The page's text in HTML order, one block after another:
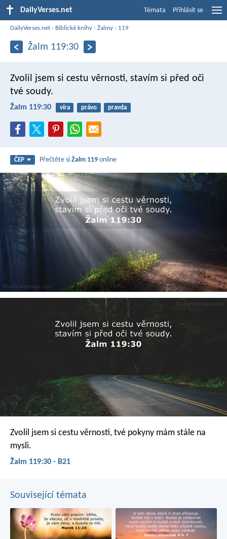
DailyVerses.net Témata Přihlásit se
DailyVerses.net › Biblické knihy ›Žalmy › 119
Žalm 119:30
Zvolil jsem si cestu věrnosti, stavím si před oči
tvé soudy.
Žalm 119:30 víra právo pravda
ČEP Přečtěte siŽalm 119 online
Zvolil jsem si cestu věrnosti, tvé pokyny mám stále na
mysli.
Žalm 119:30 - B21
Související témata